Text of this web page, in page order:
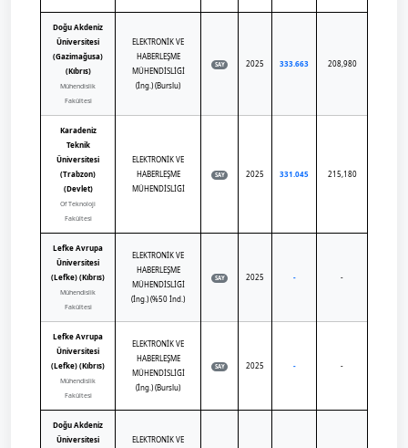
Doğu Akdeniz
Üniversitesi
(Gazimağusa)
(Kıbrıs)
Mühendislik
Fakültesi
ELEKTRONİK VE
HABERLEŞME
MÜHENDİSLİĞİ
(İng.) (Burslu)
SAY 2025 333.663 208,980
Karadeniz
Teknik
Üniversitesi
(Trabzon)
(Devlet)
Of Teknoloji
Fakültesi
ELEKTRONİK VE
HABERLEŞME
MÜHENDİSLİĞİ
SAY 2025 331.045 215,180
Lefke Avrupa
Üniversitesi
(Lefke) (Kıbrıs)
Mühendislik
Fakültesi
ELEKTRONİK VE
HABERLEŞME
MÜHENDİSLİĞİ
(İng.) (%50 İnd.)
SAY 2025 - -
Lefke Avrupa
Üniversitesi
(Lefke) (Kıbrıs)
Mühendislik
Fakültesi
ELEKTRONİK VE
HABERLEŞME
MÜHENDİSLİĞİ
(İng.) (Burslu)
SAY 2025 - -
Doğu Akdeniz
Üniversitesi
ELEKTRONİK VE